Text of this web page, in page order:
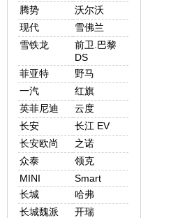
腾势
沃尔沃
现代
雪佛兰
雪铁龙
前卫.巴黎
DS
菲亚特
野马
一汽
红旗
英菲尼迪
云度
长安
长江 EV
长安欧尚
之诺
众泰
领克
MINI
Smart
长城
哈弗
长城魏派
开瑞